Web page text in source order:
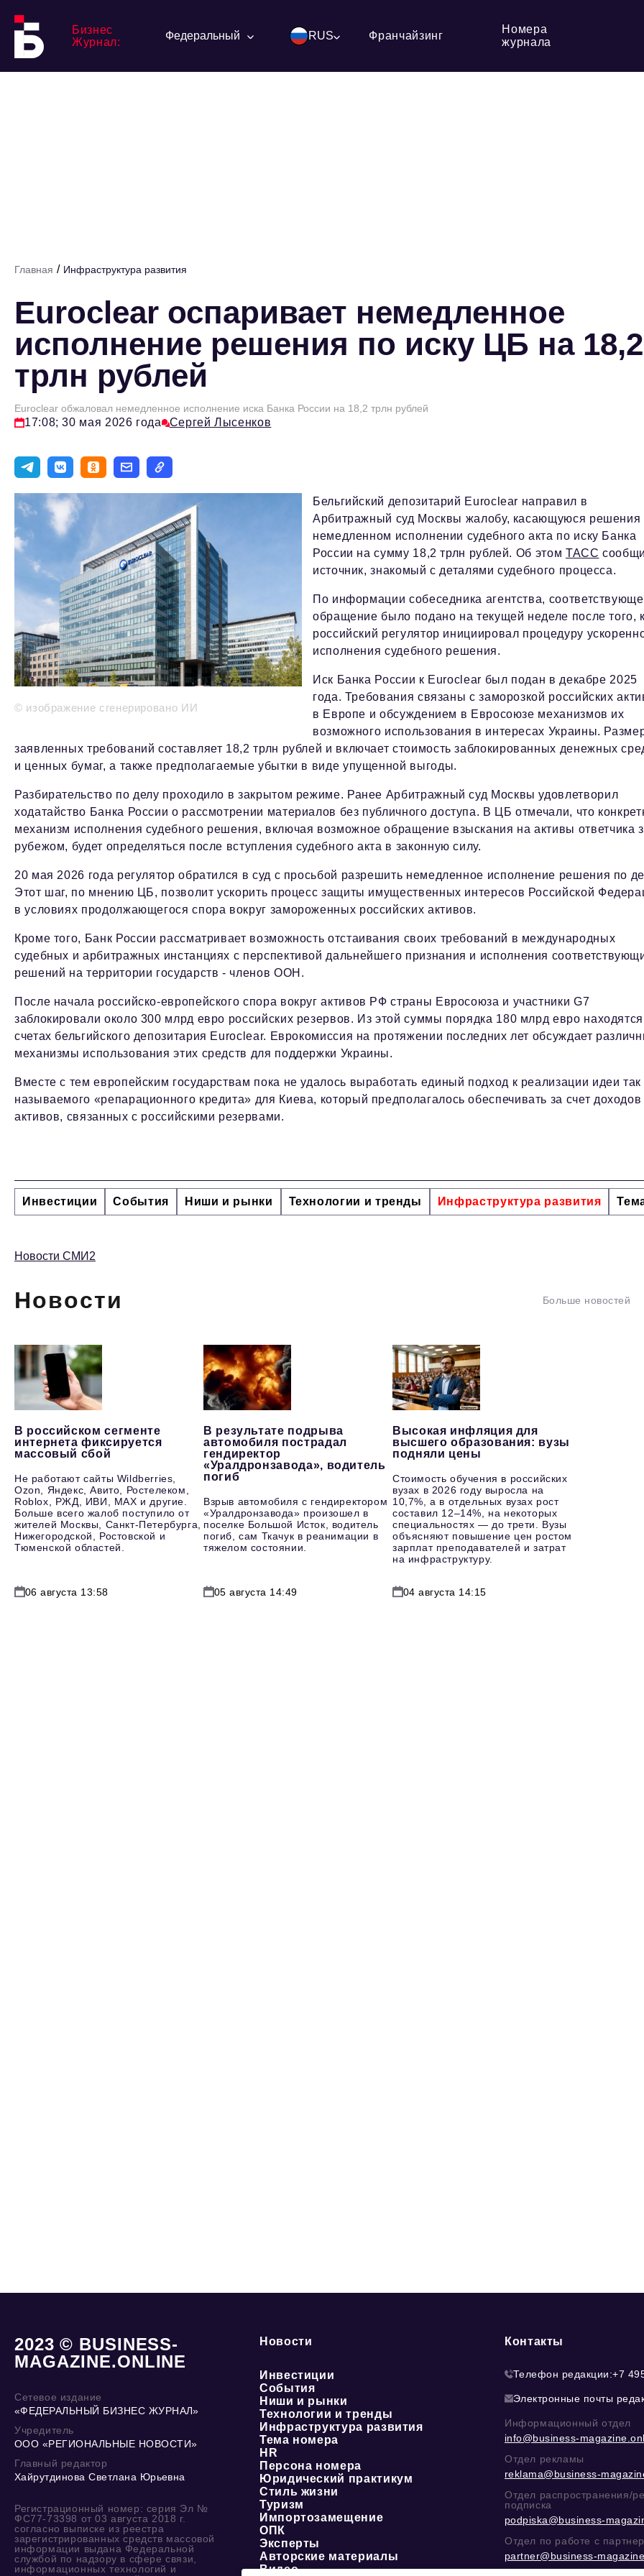
Бизнес
Журнал:
Федеральный RUS Франчайзинг
Номера
журнала
Главная / Инфраструктура развития
Euroclear оспаривает немедленное
исполнение решения по иску ЦБ на 18,2
трлн рублей
Euroclear обжаловал немедленное исполнение иска Банка России на 18,2 трлн рублей
17:08; 30 мая 2026 года Сергей Лысенков
© изображение сгенерировано ИИ
Бельгийский депозитарий Euroclear направил в
Арбитражный суд Москвы жалобу, касающуюся решения
немедленном исполнении судебного акта по иску Банка
России на сумму 18,2 трлн рублей. Об этом ТАСС
источник, знакомый с деталями судебного процесса.
По информации собеседника агентства,
обращение было подано на текущей неделе после того,
российский регулятор инициировал процедуру
исполнения судебного решения.
Иск Банка России к Euroclear был подан в декабре 2025
года. Требования связаны с заморозкой российских
в Европе и обсуждением в Евросоюзе механизмов их
возможного использования в интересах Украины.
заявленных требований составляет 18,2 трлн рублей и включает стоимость заблокированных денежных
и ценных бумаг, а также предполагаемые убытки в виде упущенной выгоды.
Разбирательство по делу проходило в закрытом режиме. Ранее Арбитражный суд Москвы удовлетворил
ходатайство Банка России о рассмотрении материалов без публичного доступа. В ЦБ отмечали, что
механизм исполнения судебного решения, включая возможное обращение взыскания на активы ответчика
рубежом, будет определяться после вступления судебного акта в законную силу.
20 мая 2026 года регулятор обратился в суд с просьбой разрешить немедленное исполнение решения по
Этот шаг, по мнению ЦБ, позволит ускорить процесс защиты имущественных интересов Российской
в условиях продолжающегося спора вокруг замороженных российских активов.
Кроме того, Банк России рассматривает возможность отстаивания своих требований в международных
судебных и арбитражных инстанциях с перспективой дальнейшего признания и исполнения
решений на территории государств - членов ООН.
После начала российско-европейского спора вокруг активов РФ страны Евросоюза и участники G7
заблокировали около 300 млрд евро российских резервов. Из этой суммы порядка 180 млрд евро
счетах бельгийского депозитария Euroclear. Еврокомиссия на протяжении последних лет обсуждает
механизмы использования этих средств для поддержки Украины.
Вместе с тем европейским государствам пока не удалось выработать единый подход к реализации идеи так
называемого «репарационного кредита» для Киева, который предполагалось обеспечивать за счет доходов
активов, связанных с российскими резервами.
Инвестиции События Ниши и рынки Технологии и тренды Инфраструктура развития
Новости СМИ2
Новости Больше новостей
В российском сегменте
интернета фиксируется
массовый сбой
Не работают сайты Wildberries,
Ozon, Яндекс, Авито, Ростелеком,
Roblox, РЖД, ИВИ, MAX и другие.
Больше всего жалоб поступило от
жителей Москвы, Санкт-Петербурга,
Нижегородской, Ростовской и
Тюменской областей.
06 августа 13:58
В результате подрыва
автомобиля пострадал
гендиректор
«Уралдронзавода», водитель
погиб
Взрыв автомобиля с гендиректором
«Уралдронзавода» произошел в
поселке Большой Исток, водитель
погиб, сам Ткачук в реанимации в
тяжелом состоянии.
05 августа 14:49
Высокая инфляция для
высшего образования: вузы
подняли цены
Стоимость обучения в российских
вузах в 2026 году выросла на
10,7%, а в отдельных вузах рост
составил 12–14%, на некоторых
специальностях — до трети. Вузы
объясняют повышение цен ростом
зарплат преподавателей и затрат
на инфраструктуру.
04 августа 14:15
2023 © BUSINESS-
MAGAZINE.ONLINE
Сетевое издание
«ФЕДЕРАЛЬНЫЙ БИЗНЕС ЖУРНАЛ»
Учредитель
ООО «РЕГИОНАЛЬНЫЕ НОВОСТИ»
Главный редактор
Хайрутдинова Светлана Юрьевна
Регистрационный номер: серия Эл №
ФС77-73398 от 03 августа 2018 г.
согласно выписке из реестра
зарегистрированных средств массовой
информации выдана Федеральной
службой по надзору в сфере связи,
информационных технологий и
Новости
Инвестиции
События
Ниши и рынки
Технологии и тренды
Инфраструктура развития
Тема номера
HR
Персона номера
Юридический практикум
Стиль жизни
Туризм
Импортозамещение
ОПК
Эксперты
Авторские материалы
Видео
Контакты
Телефон редакции:+7
Электронные почты
Информационный отдел
info@business-
Отдел рекламы
reklama@business-
Отдел распространения/
подписка
podpiska@business-
Отдел по работе с
partner@business-